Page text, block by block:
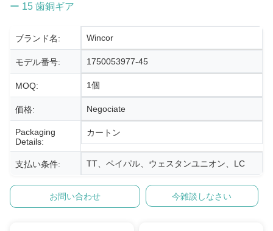
ー 15 歯銅ギア
ブランド名: Wincor
モデル番号: 1750053977-45
MOQ: 1個
価格: Negociate
Packaging
Details:
カートン
支払い条件: TT、ペイパル、ウェスタンユニオン、LC
お問い合わせ 今雑談しなさい